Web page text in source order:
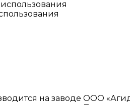
на заводе ООО